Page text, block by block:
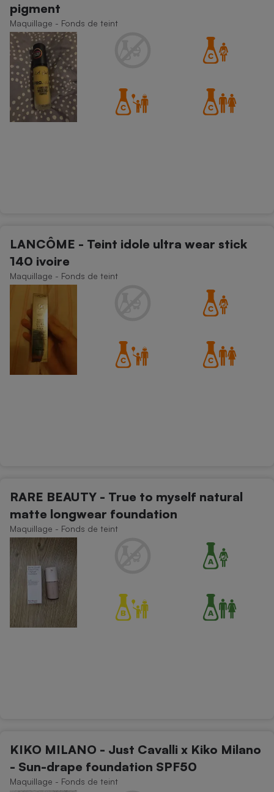
pigment
Maquillage - Fonds de teint
LANCÔME - Teint idole ultra wear stick
140 ivoire
Maquillage - Fonds de teint
RARE BEAUTY - True to myself natural
matte longwear foundation
Maquillage - Fonds de teint
KIKO MILANO - Just Cavalli x Kiko Milano
- Sun-drape foundation SPF50
Maquillage - Fonds de teint